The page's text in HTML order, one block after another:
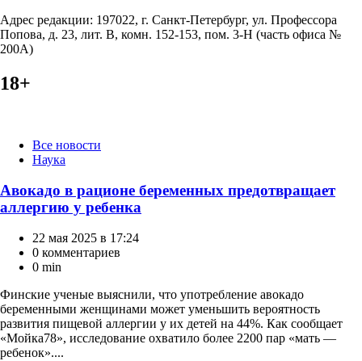
Адрес редакции: 197022, г. Санкт-Петербург, ул. Профессора
Попова, д. 23, лит. В, комн. 152-153, пом. 3-Н (часть офиса №
200А)
18+
КатегорииВсе новости
Наука
Авокадо в рационе беременных предотвращает
аллергию у ребенка
22 мая 2025 в 17:24
0 комментариев
0 min
Финские ученые выяснили, что употребление авокадо
беременными женщинами может уменьшить вероятность
развития пищевой аллергии у их детей на 44%. Как сообщает
«Мойка78», исследование охватило более 2200 пар «мать —
ребенок»....